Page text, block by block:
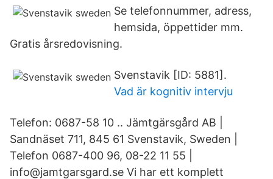
Se telefonnummer, adress,
hemsida, öppettider mm.
Gratis årsredovisning.
Svenstavik [ID: 5881].
Vad är kognitiv intervju
Telefon: 0687-58 10 .. Jämtgärsgård AB |
Sandnäset 711, 845 61 Svenstavik, Sweden |
Telefon 0687-400 96, 08-22 11 55 |
info@jamtgarsgard.se Vi har ett komplett